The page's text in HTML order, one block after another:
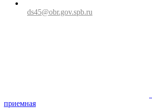
ds45@obr.gov.spb.ru
приемная